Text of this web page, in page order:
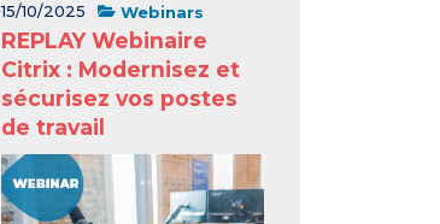
15/10/2025 Webinars
REPLAY Webinaire
Citrix : Modernisez et
sécurisez vos postes
de travail